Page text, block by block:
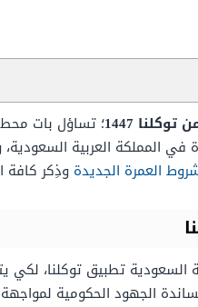
1447
؛ تساؤل بات محط
المملكة العربية
العمرة الجديدة وذِكر كافة
السعودية تطبيق توكلنا، لكي
الجهود الحكومية